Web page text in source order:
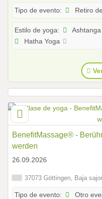
Tipo de evento: Retiro
Estilo de yoga: Ashtanga
Hatha Yoga
BenefitMassage® - Berühren und berührt
werden
26.09.2026
37073 Göttingen, Baja
Tipo de evento: Otro